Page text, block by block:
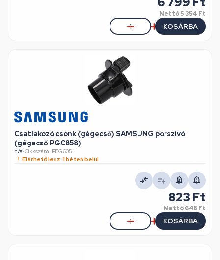
Nettó5 354 Ft
KOSÁRBA
Csatlakozó csonk (gégecső) SAMSUNG porszívó
(gégecső PGC858)
n/a•Cikkszám: PEG605
Elérhető lesz: 1 héten belül
823 Ft
Nettó648 Ft
KOSÁRBA